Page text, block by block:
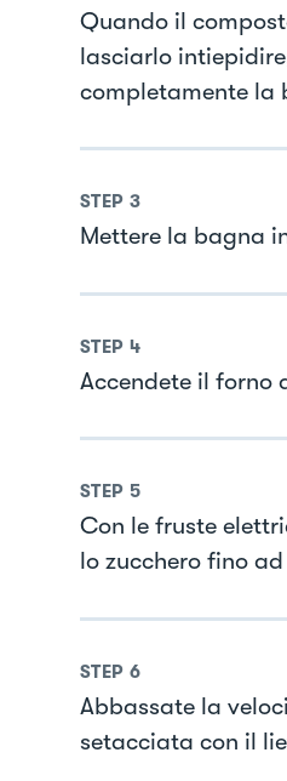
Quando il
lasciarlo
completamente la
STEP 3
Mettere la bagna
STEP 4
Accendete il forno
STEP 5
Con le fruste
lo zucchero fino
STEP 6
Abbassate la
setacciata con il